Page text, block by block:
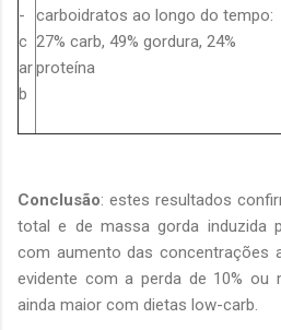
-
c
ar
b
carboidratos ao longo do tempo:
27% carb, 49% gordura, 24%
proteína
Conclusão: estes resultados
total e de massa gorda induzida
com aumento das concentrações
evidente com a perda de 10% ou
ainda maior com dietas low-carb.